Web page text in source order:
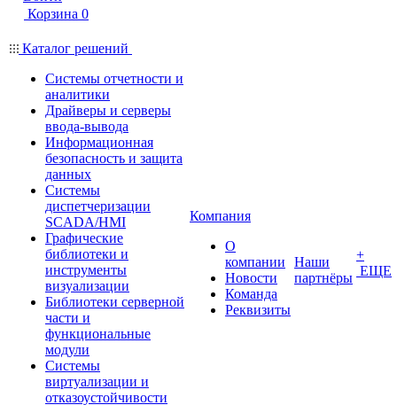
Корзина 0
Каталог решений
Системы отчетности и
аналитики
Драйверы и серверы
ввода-вывода
Информационная
безопасность и защита
данных
Системы
диспетчеризации
SCADA/HMI
Графические
библиотеки и
инструменты
визуализации
Библиотеки серверной
части и
функциональные
модули
Системы
виртуализации и
отказоустойчивости
Компания
О
компании
Новости
Команда
Реквизиты
Наши
партнёры
+
ЕЩЕ